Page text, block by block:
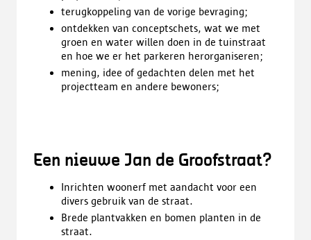
terugkoppeling van de vorige bevraging;
ontdekken van conceptschets, wat we met
groen en water willen doen in de tuinstraat
en hoe we er het parkeren herorganiseren;
mening, idee of gedachten delen met het
projectteam en andere bewoners;
Een nieuwe Jan de Groofstraat?
Inrichten woonerf met aandacht voor een
divers gebruik van de straat.
Brede plantvakken en bomen planten in de
straat.